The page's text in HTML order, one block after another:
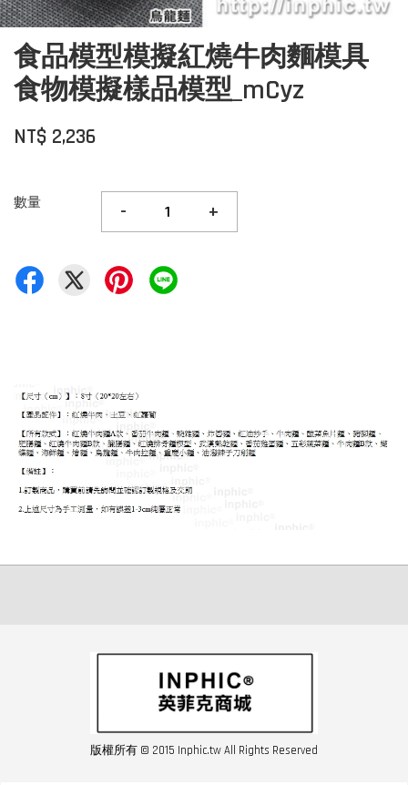
食品模型模擬紅燒牛肉麵模具
食物模擬樣品模型_mCyz
NT$ 2,236
數量 - +
版權所有 © 2015 Inphic.tw All Rights Reserved